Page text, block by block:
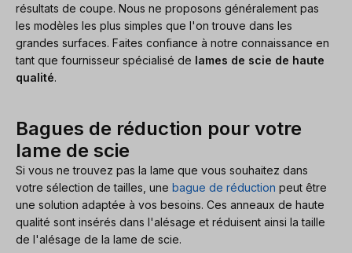
résultats de coupe. Nous ne proposons généralement pas
les modèles les plus simples que l'on trouve dans les
grandes surfaces. Faites confiance à notre connaissance en
tant que fournisseur spécialisé de lames de scie de haute
qualité.
Bagues de réduction pour votre
lame de scie
Si vous ne trouvez pas la lame que vous souhaitez dans
votre sélection de tailles, une bague de réduction peut être
une solution adaptée à vos besoins. Ces anneaux de haute
qualité sont insérés dans l'alésage et réduisent ainsi la taille
de l'alésage de la lame de scie.